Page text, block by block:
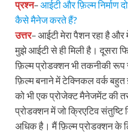
प्रश्न– आईटी और फ़िल्म निर्माण
कैसे मैनेज करते हैं?
उत्तर– आईटी मेरा पैशन रहा है
मुझे आईटी से ही मिली है। दूसरा
फ़िल्म प्रोडक्शन भी तकनीकी रूप
फ़िल्म बनाने में टेक्निकल वर्क बहुत
को भी एक प्रोजेक्ट मैनेजमेंट की
प्रोडक्शन में जो क्रिएटिव
अधिक है। मैं फ़िल्म प्रोडक्शन के